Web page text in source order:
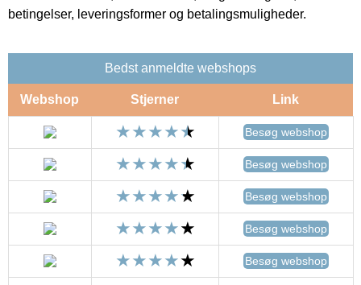
betingelser, leveringsformer og betalingsmuligheder.
Bedst anmeldte webshops
Webshop Stjerner Link
Besøg webshop
Besøg webshop
Besøg webshop
Besøg webshop
Besøg webshop